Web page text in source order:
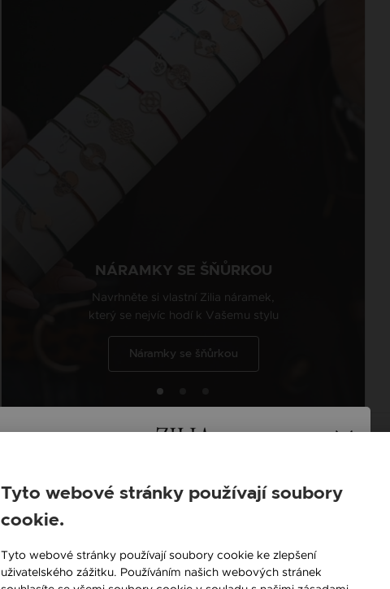
NÁRAMKY SE ŠŇŮRKOU
Navrhněte si vlastní Zilia náramek,
který se nejvíc hodí k Vašemu stylu
Náramky se šňůrkou
Česká republika / CZ
Tyto webové stránky používají soubory
cookie.
Tyto webové stránky používají soubory cookie ke zlepšení
uživatelského zážitku. Používáním našich webových stránek